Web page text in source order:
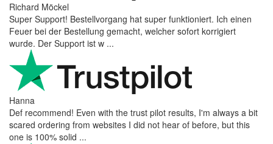
Richard Möckel
Super Support! Bestellvorgang hat super funktioniert. Ich einen
Feuer bei der Bestellung gemacht, welcher sofort korrigiert
wurde. Der Support ist w ...
Hanna
Def recommend! Even with the trust pilot results, I'm always a bit
scared ordering from websites I did not hear of before, but this
one is 100% solid ...